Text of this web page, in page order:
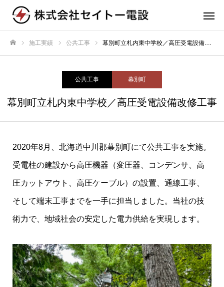
施工実績 公共工事 幕別町立札内東中学校／高圧受電設備改修工事
公共工事 幕別町
幕別町立札内東中学校／高圧受電設備改修工事
2020年8月、北海道中川郡幕別町にて公共工事を実施。
受電柱の建設から高圧機器（変圧器、コンデンサ、高
圧カットアウト、高圧ケーブル）の設置、通線工事、
そして端末工事までを一手に担当しました。当社の技
術力で、地域社会の安定した電力供給を実現します。